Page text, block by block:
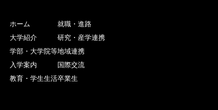
ホーム
大学紹介
学部・大学院等
入学案内
教育・学生生活
就職・進路
研究・産学連携
地域連携
国際交流
卒業生